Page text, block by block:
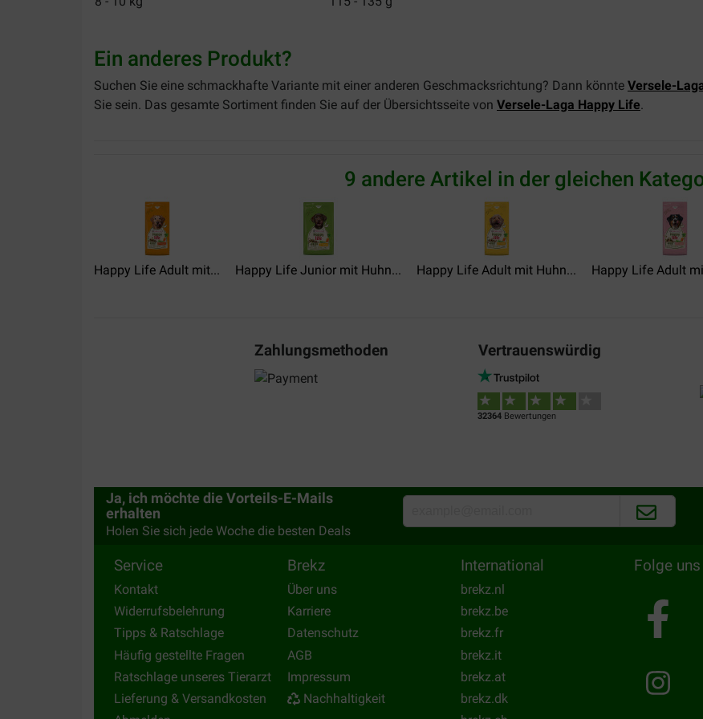
Ein anderes Produkt?
Suchen Sie eine schmackhafte Variante mit einer anderen Geschmacksrichtung? Dann könnte Versele-
Sie sein. Das gesamte Sortiment finden Sie auf der Übersichtsseite von Versele-Laga Happy Life.
9 andere Artikel in der gleichen
Happy Life Adult mit... Happy Life Junior mit Huhn... Happy Life Adult mit Huhn... Happy Life Adult
Zahlungsmethoden Vertrauenswürdig
32364Bewertungen
Ja, ich möchte die Vorteils-E-Mails
erhalten
Holen Sie sich jede Woche die besten Deals
Service
Kontakt
Widerrufsbelehrung
Tipps & Ratschlage
Häufig gestellte Fragen
Ratschlage unseres Tierarzt
Lieferung & Versandkosten
Brekz
Über uns
Karriere
Datenschutz
AGB
Impressum
Nachhaltigkeit
International
brekz.nl
brekz.be
brekz.fr
brekz.it
brekz.at
brekz.dk
Folge uns